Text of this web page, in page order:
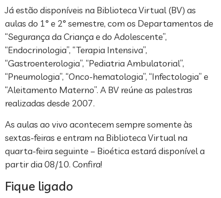
Já estão disponíveis na Biblioteca Virtual (BV) as
aulas do 1° e 2° semestre, com os Departamentos de
“Segurança da Criança e do Adolescente”,
“Endocrinologia”, “Terapia Intensiva”,
“Gastroenterologia”, “Pediatria Ambulatorial”,
“Pneumologia”, “Onco-hematologia”, “Infectologia” e
“Aleitamento Materno”. A BV reúne as palestras
realizadas desde 2007.
As aulas ao vivo acontecem sempre somente às
sextas-feiras e entram na Biblioteca Virtual na
quarta-feira seguinte – Bioética estará disponível a
partir dia 08/10. Confira!
Fique ligado